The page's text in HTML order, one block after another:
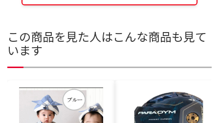
この商品を見た人はこんな商品も見て
います